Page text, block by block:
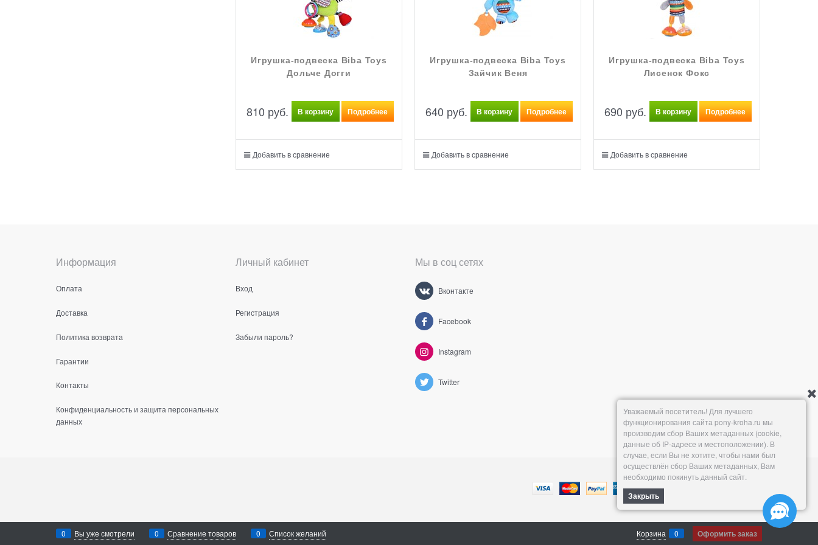
Игрушка-подвеска Biba Toys
Дольче Догги
810 руб. В корзину Подробнее
Добавить в сравнение
Игрушка-подвеска Biba Toys
Зайчик Веня
640 руб. В корзину Подробнее
Добавить в сравнение
Игрушка-подвеска Biba Toys
Лисенок Фокс
690 руб. В корзину Подробнее
Добавить в сравнение
Информация
Оплата
Доставка
Политика возврата
Гарантии
Контакты
Конфиденциальность и защита персональных
данных
Личный кабинет
Вход
Регистрация
Забыли пароль?
Мы в соц сетях
Вконтакте
Facebook
Instagram
Twitter
0 Вы уже смотрели 0 Сравнение товаров 0 Список желаний Корзина 0 Оформить заказ
Уважаемый посетитель! Для лучшего
функционирования сайта pony-kroha.ru мы
производим сбор Ваших метаданных (cookie,
данные об IP-адресе и местоположении). В
случае, если Вы не хотите, чтобы нами был
осуществлён сбор Ваших метаданных, Вам
необходимо покинуть данный сайт.
Закрыть